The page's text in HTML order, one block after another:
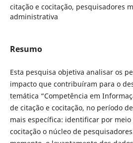
citação e cocitação, pesquisadores
administrativa
Resumo
Esta pesquisa objetiva analisar os
impacto que contribuíram para o
temática “Competência em
de citação e cocitação, no período
mais específica: identificar por
cocitação o núcleo de